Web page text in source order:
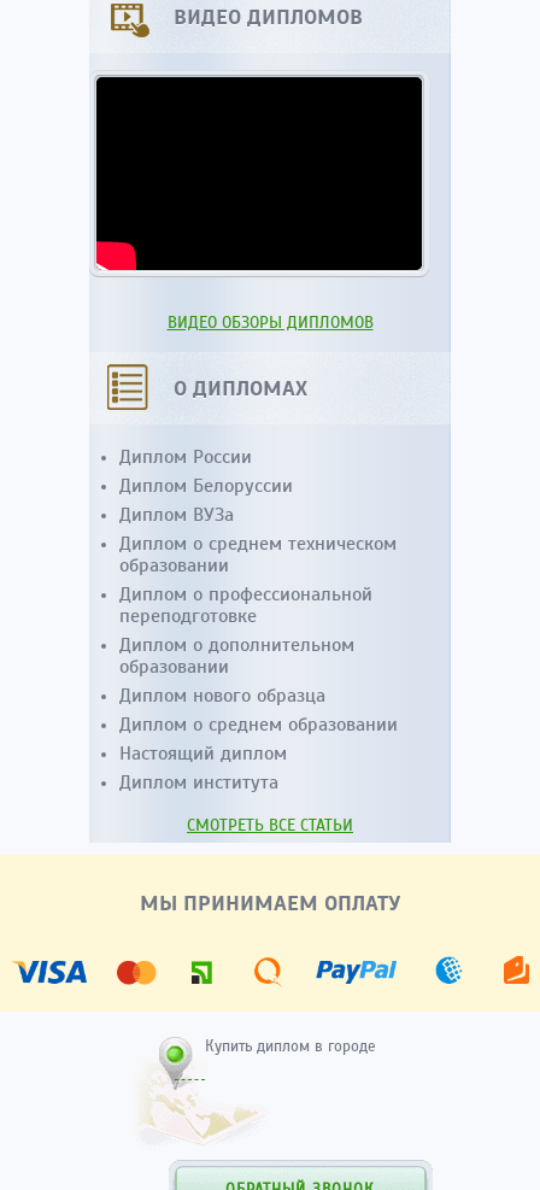
ВИДЕО ДИПЛОМОВ
ВИДЕО ОБЗОРЫ ДИПЛОМОВ
О ДИПЛОМАХ
Диплом России
Диплом Белоруссии
Диплом ВУЗа
Диплом о среднем техническом
образовании
Диплом о профессиональной
переподготовке
Диплом о дополнительном
образовании
Диплом нового образца
Диплом о среднем образовании
Настоящий диплом
Диплом института
СМОТРЕТЬ ВСЕ СТАТЬИ
МЫ ПРИНИМАЕМ ОПЛАТУ
Купить диплом в городе